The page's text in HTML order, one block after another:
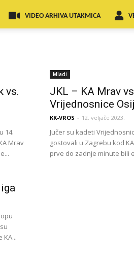
VIDEO ARHIVA UTAKMICA
vs.
14.
Mrav
Mladi
JKL – KA Mrav
Vrijednosnice
KK-VROS - 12. veljače 2023.
Jučer su kadeti
gostovali u Zagrebu kod
prve do zadnje minute bili